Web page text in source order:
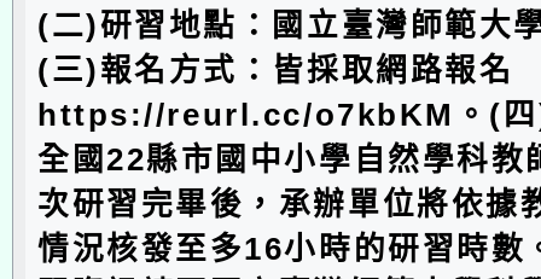
(二)研習地點：國立臺灣師範大
(三)報名方式：皆採取網路報名
https://reurl.cc/o7kbKM。(四
全國22縣市國中小學自然學科教
次研習完畢後，承辦單位將依據
情況核發至多16小時的研習時數